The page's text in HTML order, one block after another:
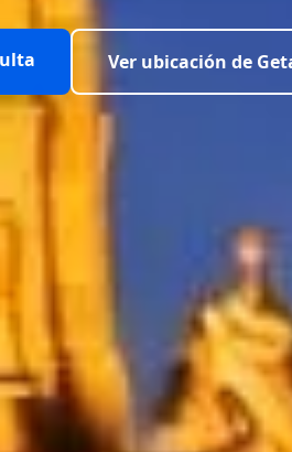
Ver ubicación de